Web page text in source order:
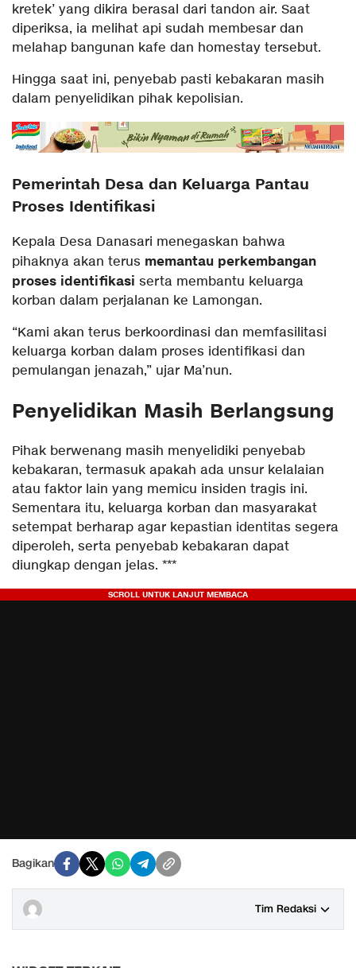
kretek’ yang dikira berasal dari tandon air. Saat
diperiksa, ia melihat api sudah membesar dan
melahap bangunan kafe dan homestay tersebut.
Hingga saat ini, penyebab pasti kebakaran masih
dalam penyelidikan pihak kepolisian.
Pemerintah Desa dan Keluarga Pantau
Proses Identifikasi
Kepala Desa Danasari menegaskan bahwa
pihaknya akan terus memantau perkembangan
proses identifikasi serta membantu keluarga
korban dalam perjalanan ke Lamongan.
“Kami akan terus berkoordinasi dan memfasilitasi
keluarga korban dalam proses identifikasi dan
pemulangan jenazah,” ujar Ma’nun.
Penyelidikan Masih Berlangsung
Pihak berwenang masih menyelidiki penyebab
kebakaran, termasuk apakah ada unsur kelalaian
atau faktor lain yang memicu insiden tragis ini.
Sementara itu, keluarga korban dan masyarakat
setempat berharap agar kepastian identitas segera
diperoleh, serta penyebab kebakaran dapat
diungkap dengan jelas. ***
Bagikan
Tim Redaksi